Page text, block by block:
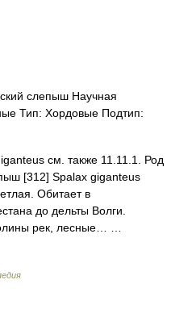
слепыш Научная
Тип: Хордовые Подтип:
см. также 11.11.1. Род
[312] Spalax giganteus
Обитает в
до дельты Волги.
рек, лесные… …